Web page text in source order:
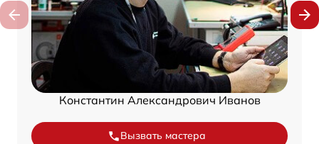
Константин Александрович Иванов
Вызвать мастера